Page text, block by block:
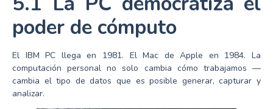
poder de cómputo
El IBM PC llega en 1981. El Mac de Apple en 1984. La
computación personal no solo cambia cómo trabajamos —
cambia el tipo de datos que es posible generar, capturar y
analizar.